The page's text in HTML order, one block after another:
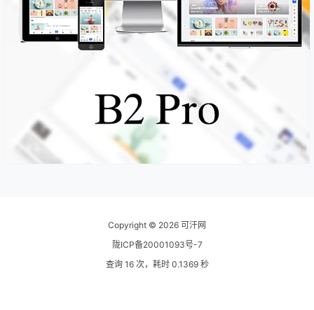
Copyright © 2026 可汗网
陇ICP备20001093号-7
查询 16 次，耗时 0.1369 秒